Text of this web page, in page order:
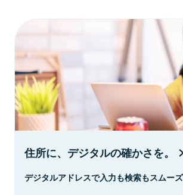
住所に、デジタルの確かさを。
デジタルアドレスで入力も検索もスムーズ